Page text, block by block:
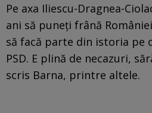
Pe axa Iliescu-Dragnea-
ani să puneţi frână
să facă parte din istoria pe
PSD. E plină de necazuri,
scris Barna, printre altele.